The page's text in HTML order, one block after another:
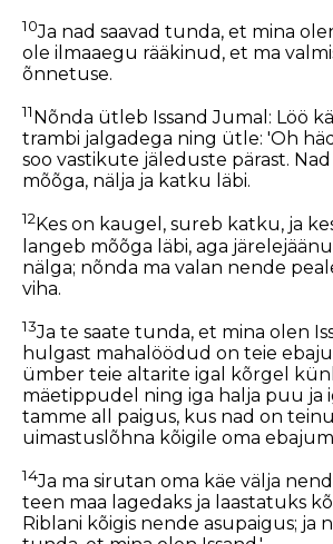
10Ja nad saavad tunda, et mina
ole ilmaaegu rääkinud, et ma
õnnetuse.
11 Nõnda ütleb Issand Jumal: Löö
trambi jalgadega ning ütle: 'Oh
soo vastikute jäleduste pärast.
mõõga, nälja ja katku läbi.
12Kes on kaugel, sureb katku, ja
langeb mõõga läbi, aga
nälga; nõnda ma valan nende
viha.
13Ja te saate tunda, et mina olen
hulgast mahalöödud on teie
ümber teie altarite igal kõrgel
mäetippudel ning iga halja puu ja
tamme all paigus, kus nad on
uimastuslõhna kõigile oma
14Ja ma sirutan oma käe välja
teen maa lagedaks ja laastatuks
Riblani kõigis nende asupaigus; ja